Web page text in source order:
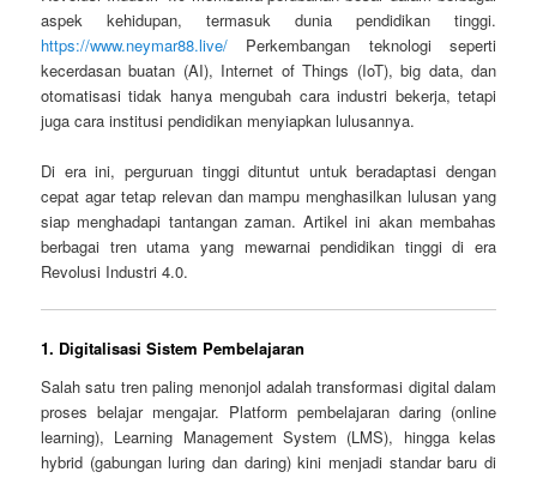
aspek kehidupan, termasuk dunia pendidikan tinggi.
https://www.neymar88.live/ Perkembangan teknologi seperti
kecerdasan buatan (AI), Internet of Things (IoT), big data, dan
otomatisasi tidak hanya mengubah cara industri bekerja, tetapi
juga cara institusi pendidikan menyiapkan lulusannya.
Di era ini, perguruan tinggi dituntut untuk beradaptasi dengan
cepat agar tetap relevan dan mampu menghasilkan lulusan yang
siap menghadapi tantangan zaman. Artikel ini akan membahas
berbagai tren utama yang mewarnai pendidikan tinggi di era
Revolusi Industri 4.0.
1. Digitalisasi Sistem Pembelajaran
Salah satu tren paling menonjol adalah transformasi digital dalam
proses belajar mengajar. Platform pembelajaran daring (online
learning), Learning Management System (LMS), hingga kelas
hybrid (gabungan luring dan daring) kini menjadi standar baru di